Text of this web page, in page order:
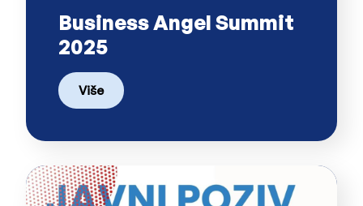
Business Angel Summit
2025
Više